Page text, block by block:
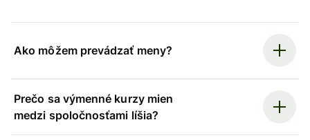
Ako môžem prevádzať meny?
Prečo sa výmenné kurzy mien
medzi spoločnosťami líšia?